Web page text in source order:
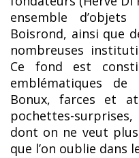
ensemble
Boisrond, ainsi que
nombreuses
Ce fond est
emblématiques de
Bonux, farces et
pochettes-
dont on ne veut
que l’on oublie dans